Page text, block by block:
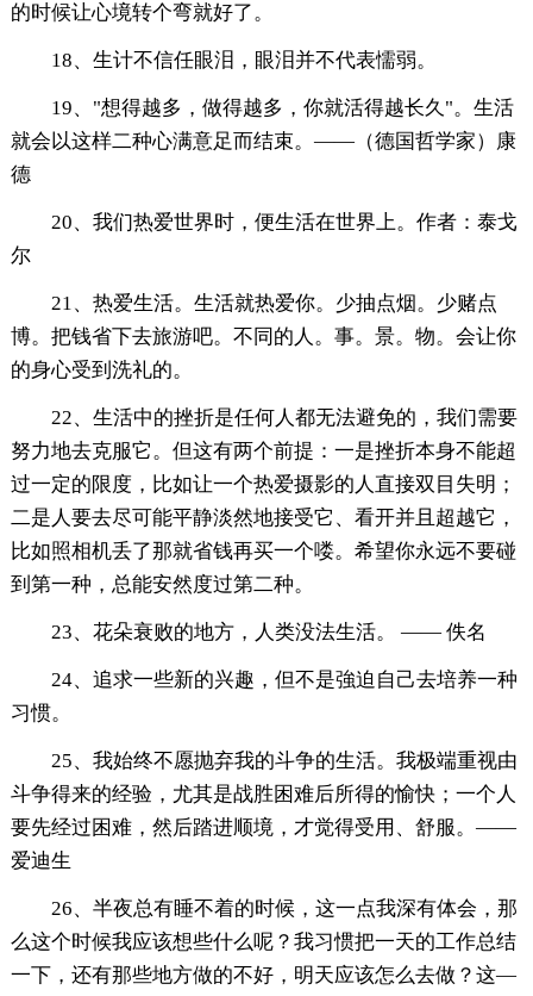
的时候让心境转个弯就好了。
18、生计不信任眼泪，眼泪并不代表懦弱。
19、"想得越多，做得越多，你就活得越长久"。生活
就会以这样二种心满意足而结束。——（德国哲学家）康
德
20、我们热爱世界时，便生活在世界上。作者：泰戈
尔
21、热爱生活。生活就热爱你。少抽点烟。少赌点
博。把钱省下去旅游吧。不同的人。事。景。物。会让你
的身心受到洗礼的。
22、生活中的挫折是任何人都无法避免的，我们需要
努力地去克服它。但这有两个前提：一是挫折本身不能超
过一定的限度，比如让一个热爱摄影的人直接双目失明；
二是人要去尽可能平静淡然地接受它、看开并且超越它，
比如照相机丢了那就省钱再买一个喽。希望你永远不要碰
到第一种，总能安然度过第二种。
23、花朵衰败的地方，人类没法生活。 —— 佚名
24、追求一些新的兴趣，但不是強迫自己去培养一种
习惯。
25、我始终不愿抛弃我的斗争的生活。我极端重视由
斗争得来的经验，尤其是战胜困难后所得的愉快；一个人
要先经过困难，然后踏进顺境，才觉得受用、舒服。——
爱迪生
26、半夜总有睡不着的时候，这一点我深有体会，那
么这个时候我应该想些什么呢？我习惯把一天的工作总结
一下，还有那些地方做的不好，明天应该怎么去做？这—